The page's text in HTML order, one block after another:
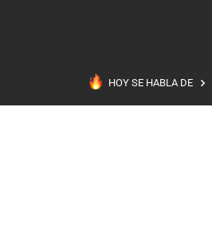
HOY SE HABLA DE